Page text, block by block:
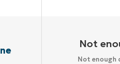
Not
Not enough